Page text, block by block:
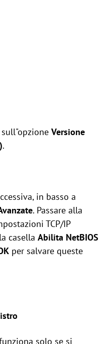
Versione
.
in basso a
. Passare alla
TCP/IP
casella Abilita NetBIOS
per salvare queste
solo se si